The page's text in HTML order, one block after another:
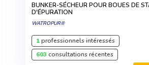
BUNKER-SÉCHEUR POUR BOUES DE
D'ÉPURATION
WATROPUR®
1professionnels intéressés
603 consultations récentes